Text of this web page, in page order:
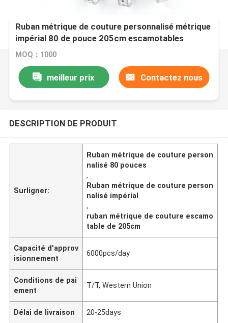
Ruban métrique de couture personnalisé métrique
impérial 80 de pouce 205cm escamotables
MOQ：1000
meilleur prix Contactez nous
DESCRIPTION DE PRODUIT
Surligner:
Ruban métrique de couture person
nalisé 80 pouces
,
Ruban métrique de couture person
nalisé impérial
,
ruban métrique de couture escamo
table de 205cm
Capacité d'approv
isionnement
6000pcs/day
Conditions de pai
ement
T/T, Western Union
Délai de livraison 20-25days